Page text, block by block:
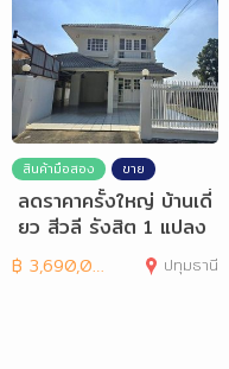
สินค้ามือสอง ขาย
ลดราคาครั้งใหญ่ บ้านเดี่
ยว สีวลี รังสิต 1 แปลง
มุม 81ตร.ว
฿ 3,690,000 ปทุมธานี